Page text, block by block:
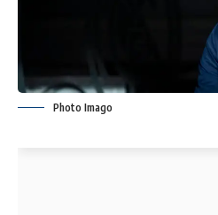
Photo Imago